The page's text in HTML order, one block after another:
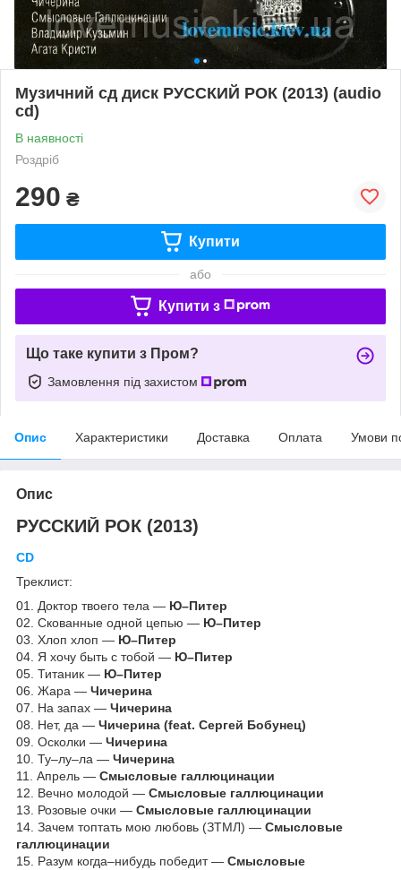
Музичний сд диск РУССКИЙ РОК (2013) (audio
cd)
В наявності
Роздріб
290 ₴
Купити
або
Купити з
Що таке купити з Пром?
Замовлення під захистом
Опис Характеристики Доставка Оплата Умови
Опис
РУССКИЙ РОК (2013)
CD
Треклист:
01. Доктор твоего тела — Ю–Питер
02. Скованные одной цепью — Ю–Питер
03. Хлоп хлоп — Ю–Питер
04. Я хочу быть с тобой — Ю–Питер
05. Титаник — Ю–Питер
06. Жара — Чичерина
07. На запах — Чичерина
08. Нет, да — Чичерина (feat. Сергей Бобунец)
09. Осколки — Чичерина
10. Ту–лу–ла — Чичерина
11. Апрель — Смысловые галлюцинации
12. Вечно молодой — Смысловые галлюцинации
13. Розовые очки — Смысловые галлюцинации
14. Зачем топтать мою любовь (ЗТМЛ) — Смысловые
галлюцинации
15. Разум когда–нибудь победит — Смысловые